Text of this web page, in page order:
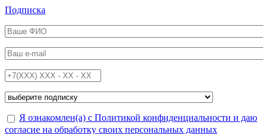
Перейти к основному содержанию
Подписка
ФИО*
Email*
Телефон*
Подписка на*
Обработка персональных данных*
Я ознакомлен(а) с Политикой конфиденциальности и даю
согласие на обработку своих персональных данных